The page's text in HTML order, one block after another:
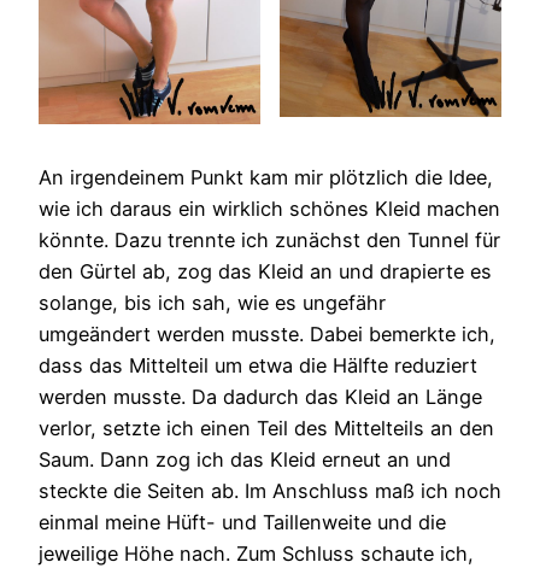
An irgendeinem Punkt kam mir plötzlich die Idee,
wie ich daraus ein wirklich schönes Kleid machen
könnte. Dazu trennte ich zunächst den Tunnel für
den Gürtel ab, zog das Kleid an und drapierte es
solange, bis ich sah, wie es ungefähr
umgeändert werden musste. Dabei bemerkte ich,
dass das Mittelteil um etwa die Hälfte reduziert
werden musste. Da dadurch das Kleid an Länge
verlor, setzte ich einen Teil des Mittelteils an den
Saum. Dann zog ich das Kleid erneut an und
steckte die Seiten ab. Im Anschluss maß ich noch
einmal meine Hüft- und Taillenweite und die
jeweilige Höhe nach. Zum Schluss schaute ich,